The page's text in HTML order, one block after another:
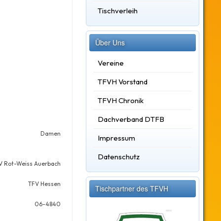
Damen
Rot-Weiss Auerbach
TFV Hessen
06-4840
Tischverleih
Über Uns
Vereine
TFVH Vorstand
TFVH Chronik
Dachverband DTFB
Impressum
Datenschutz
Tischpartner des TFVH